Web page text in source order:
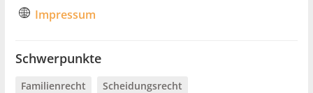
Impressum
Schwerpunkte
Familienrecht Scheidungsrecht